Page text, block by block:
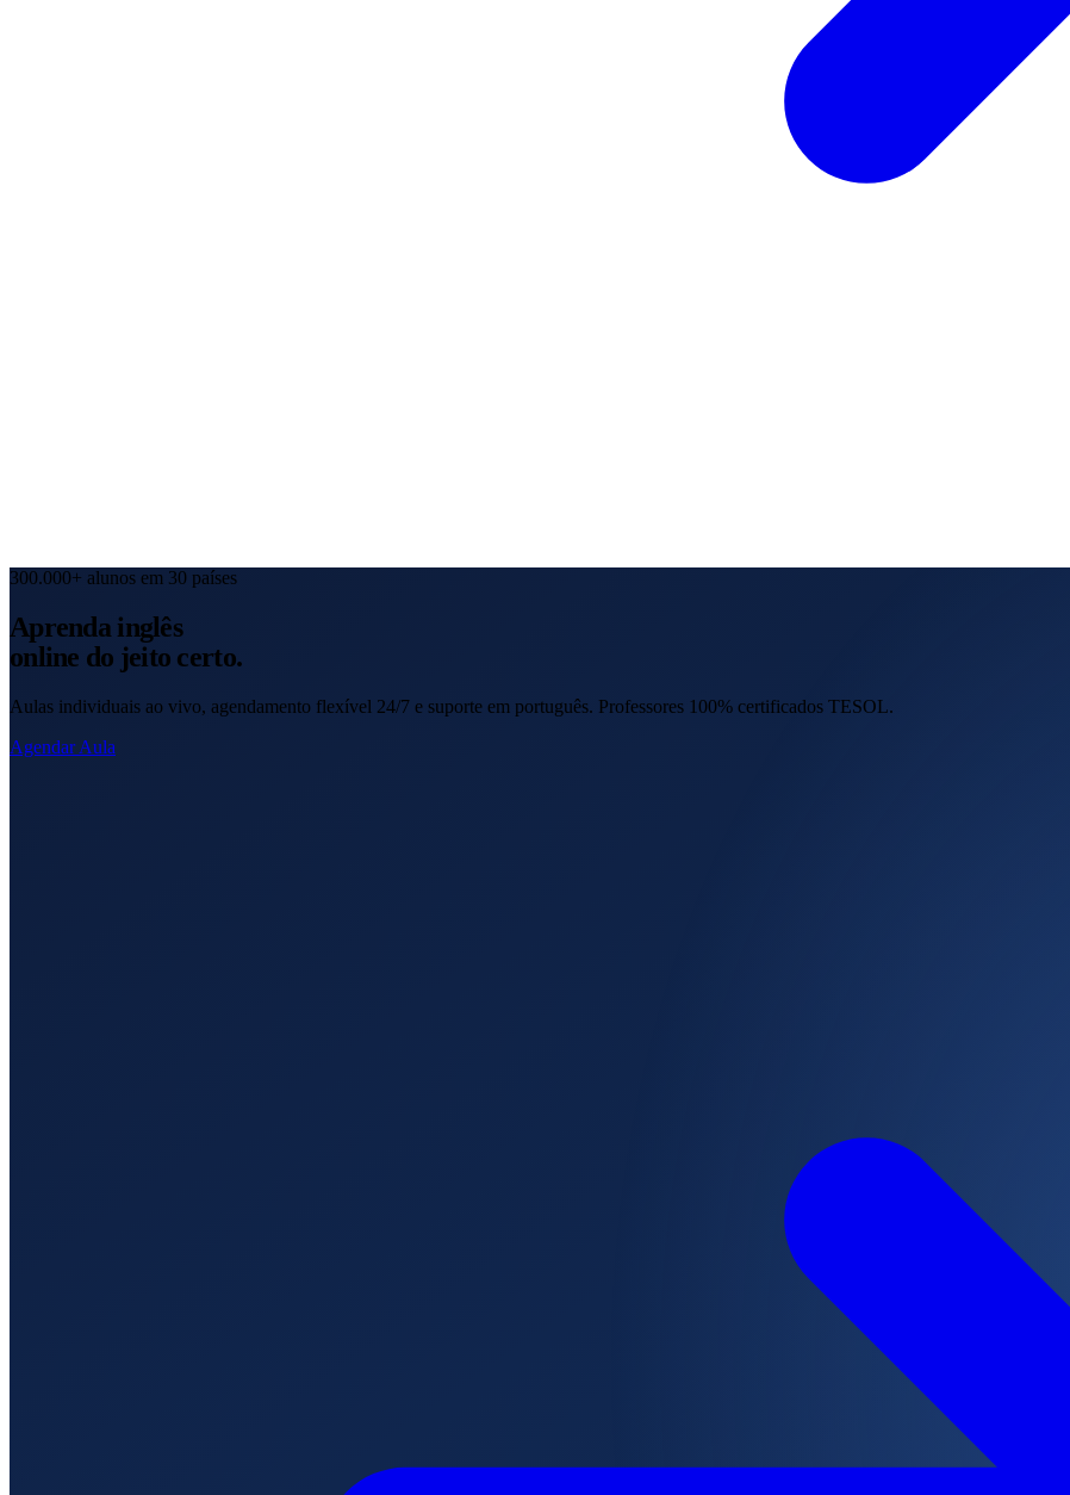
300.000+ alunos em 30 países
Aprenda inglês
online do jeito certo.
Aulas individuais ao vivo, agendamento flexível 24/7 e suporte em português. Professores 100% certificados TESOL.
Agendar Aula